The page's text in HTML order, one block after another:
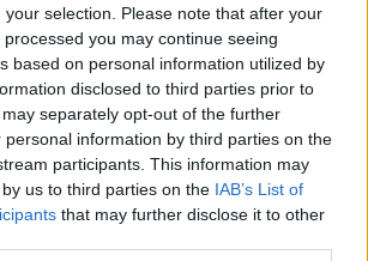
selection. Please note that after your
you may continue seeing
based on personal information utilized by
disclosed to third parties prior to
separately opt-out of the further
personal information by third parties on the
participants. This information may
us to third parties on the IAB’s List of
that may further disclose it to other